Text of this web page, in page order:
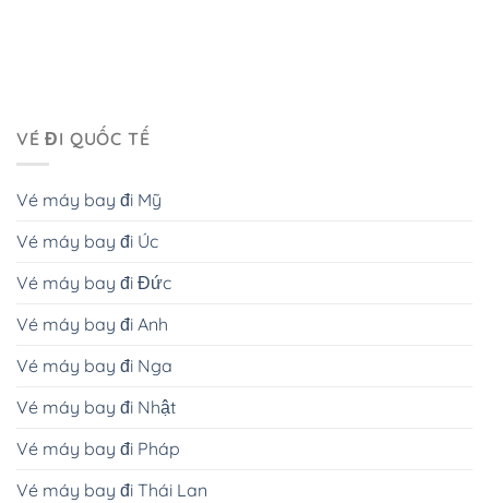
VÉ ĐI QUỐC TẾ
Vé máy bay đi Mỹ
Vé máy bay đi Úc
Vé máy bay đi Đức
Vé máy bay đi Anh
Vé máy bay đi Nga
Vé máy bay đi Nhật
Vé máy bay đi Pháp
Vé máy bay đi Thái Lan